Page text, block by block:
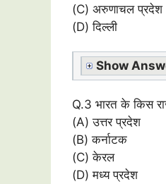
(C) अरुणाचल प्रदेश
(D) दिल्ली
Show
Q.3 भारत के किस
(A) उत्तर प्रदेश
(B) कर्नाटक
(C) केरल
(D) मध्य प्रदेश